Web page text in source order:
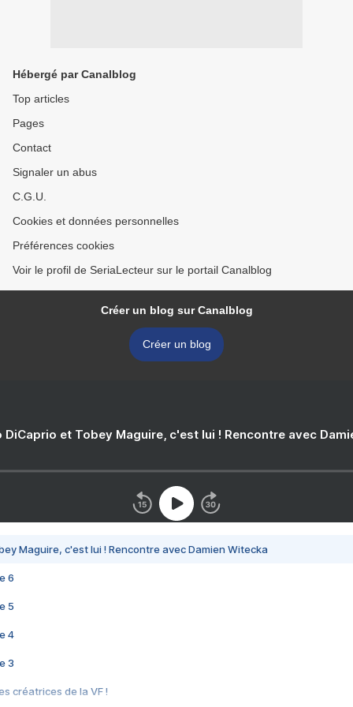
Hébergé par Canalblog
Top articles
Pages
Contact
Signaler un abus
C.G.U.
Cookies et données personnelles
Préférences cookies
Voir le profil de SeriaLecteur sur le portail Canalblog
Créer un blog sur Canalblog
Créer un blog
DiCaprio et Tobey Maguire, c'est lui ! Rencontre avec
Maguire, c'est lui ! Rencontre avec Damien Witecka
6
5
4
3
créatrices de la VF !